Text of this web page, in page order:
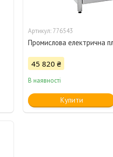
776543
Промислова електрична
45 820 ₴
В наявності
Купити